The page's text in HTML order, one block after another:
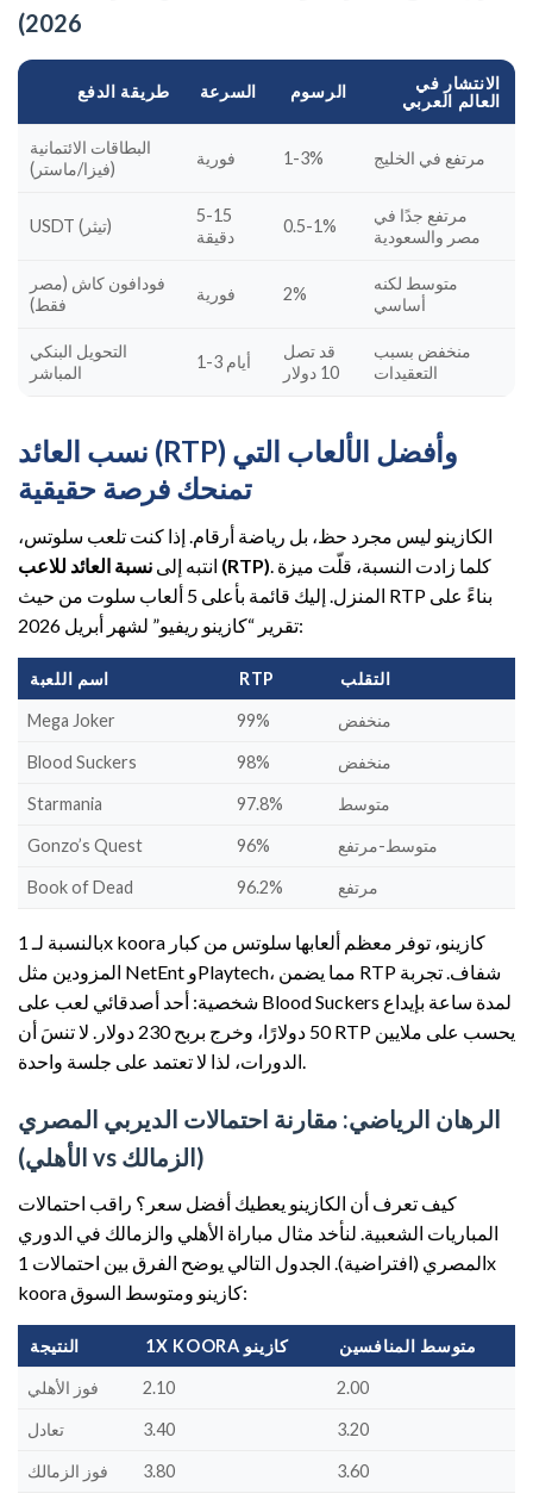
2026)
طريقة الدفع السرعة الرسوم
الانتشار في
العالم العربي
البطاقات الائتمانية
(فيزا/ماستر)
فورية 1-3% مرتفع في الخليج
USDT (تيثر)
5-15
دقيقة
0.5-1%
مرتفع جدًا في
مصر والسعودية
فودافون كاش (مصر
فقط)
فورية 2%
متوسط لكنه
أساسي
التحويل البنكي
المباشر
1-3 أيام
قد تصل
10 دولار
منخفض بسبب
التعقيدات
نسب العائد (RTP) وأفضل الألعاب التي
تمنحك فرصة حقيقية
الكازينو ليس مجرد حظ، بل رياضة أرقام. إذا كنت تلعب سلوتس،
انتبه إلى نسبة العائد للاعب (RTP)
المنزل. إليك قائمة بأعلى 5 ألعاب سلوت من حيث RTP بناءً على
تقرير “كازينو ريفيو” لشهر أبريل 2026:
اسم اللعبة RTP التقلب
Mega Joker 99% منخفض
Blood Suckers 98% منخفض
Starmania 97.8% متوسط
Gonzo’s Quest 96% متوسط-مرتفع
Book of Dead 96.2% مرتفع
بالنسبة لـ 1x koora كازينو، توفر معظم ألعابها سلوتس من كبار
المزودين مثل NetEnt وPlaytech، مما يضمن RTP شفاف. تجربة
شخصية: أحد أصدقائي لعب على Blood Suckers لمدة ساعة بإيداع
50 دولارًا، وخرج بربح 230 دولار. لا تنسَ أن RTP يحسب على ملايين
الرهان الرياضي: مقارنة احتمالات الديربي المصري
(الأهلي vs الزمالك)
كيف تعرف أن الكازينو يعطيك أفضل سعر؟ راقب احتمالات
المباريات الشعبية. لنأخد مثال مباراة الأهلي والزمالك في الدوري
المصري (افتراضية). الجدول التالي يوضح الفرق بين احتمالات 1x
koora كازينو ومتوسط السوق:
النتيجة 1X KOORA كازينو متوسط المنافسين
فوز الأهلي 2.10 2.00
تعادل 3.40 3.20
فوز الزمالك 3.80 3.60